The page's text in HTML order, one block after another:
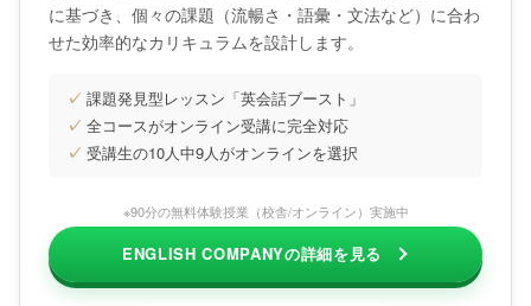
に基づき、個々の課題（流暢さ・語彙・文法など）に合わ
せた効率的なカリキュラムを設計します。
✓ 課題発見型レッスン「英会話ブースト」
✓ 全コースがオンライン受講に完全対応
✓ 受講生の10人中9人がオンラインを選択
※90分の無料体験授業（校舎/オンライン）実施中
ENGLISH COMPANYの詳細を見る